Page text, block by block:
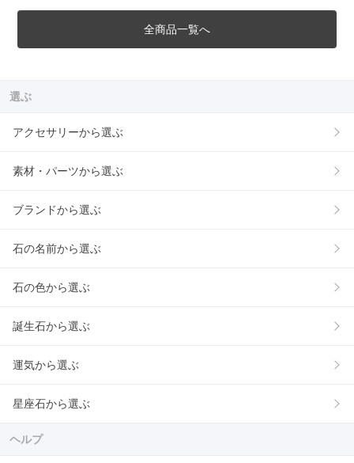
全商品一覧へ
選ぶ
アクセサリーから選ぶ
素材・パーツから選ぶ
ブランドから選ぶ
石の名前から選ぶ
石の色から選ぶ
誕生石から選ぶ
運気から選ぶ
星座石から選ぶ
ヘルプ